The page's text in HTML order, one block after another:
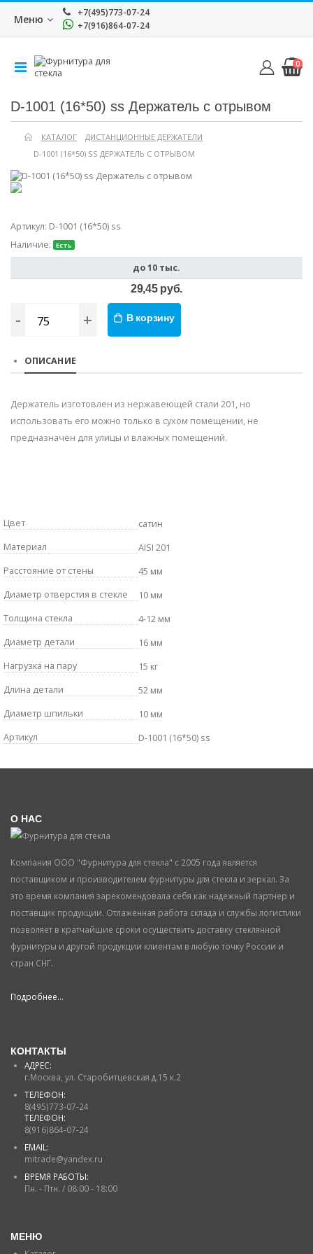
Меню
+7(495)773-07-24
+7(916)864-07-24
0
D-1001 (16*50) ss Держатель с отрывом
КАТАЛОГ
ДИСТАНЦИОННЫЕ ДЕРЖАТЕЛИ
D-1001 (16*50) SS ДЕРЖАТЕЛЬ С ОТРЫВОМ
Артикул: D-1001 (16*50) ss
Наличие:
Есть
до 10 тыс.
29,45 руб.
- + В корзину
ОПИСАНИЕ
Держатель изготовлен из нержавеющей стали 201, но
использовать его можно только в сухом помещении, не
предназначен для улицы и влажных помещений.
Цвет
сатин
Материал
AISI 201
Расстояние от стены
45 мм
Диаметр отверстия в стекле
10 мм
Толщина стекла
4-12 мм
Диаметр детали
16 мм
Нагрузка на пару
15 кг
Длина детали
52 мм
Диаметр шпильки
10 мм
Артикул
D-1001 (16*50) ss
О НАС
Компания ООО "Фурнитура для стекла" с 2005 года является
поставщиком и производителем фурнитуры для стекла и зеркал. За
это время компания зарекомендовала себя как надежный партнер и
поставщик продукции. Отлаженная работа склада и службы логистики
позволяет в кратчайшие сроки осуществить доставку стеклянной
фурнитуры и другой продукции клиентам в любую точку России и
стран СНГ.
Подробнее...
КОНТАКТЫ
АДРЕС:
г.Москва, ул. Старобитцевская д.15 к.2
ТЕЛЕФОН:
8(495)773-07-24
ТЕЛЕФОН:
8(916)864-07-24
EMAIL:
mitrade@yandex.ru
ВРЕМЯ РАБОТЫ:
Пн. - Птн. / 08:00 - 18:00
МЕНЮ